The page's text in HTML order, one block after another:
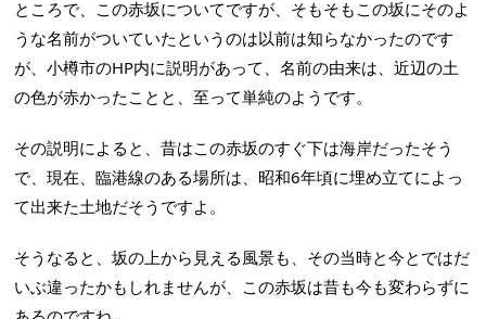
ところで、この赤坂についてですが、そもそもこの坂にそのよ
うな名前がついていたというのは以前は知らなかったのです
が、小樽市のHP内に説明があって、名前の由来は、近辺の土
の色が赤かったことと、至って単純のようです。
その説明によると、昔はこの赤坂のすぐ下は海岸だったそう
で、現在、臨港線のある場所は、昭和6年頃に埋め立てによっ
て出来た土地だそうですよ。
そうなると、坂の上から見える風景も、その当時と今とではだ
いぶ違ったかもしれませんが、この赤坂は昔も今も変わらずに